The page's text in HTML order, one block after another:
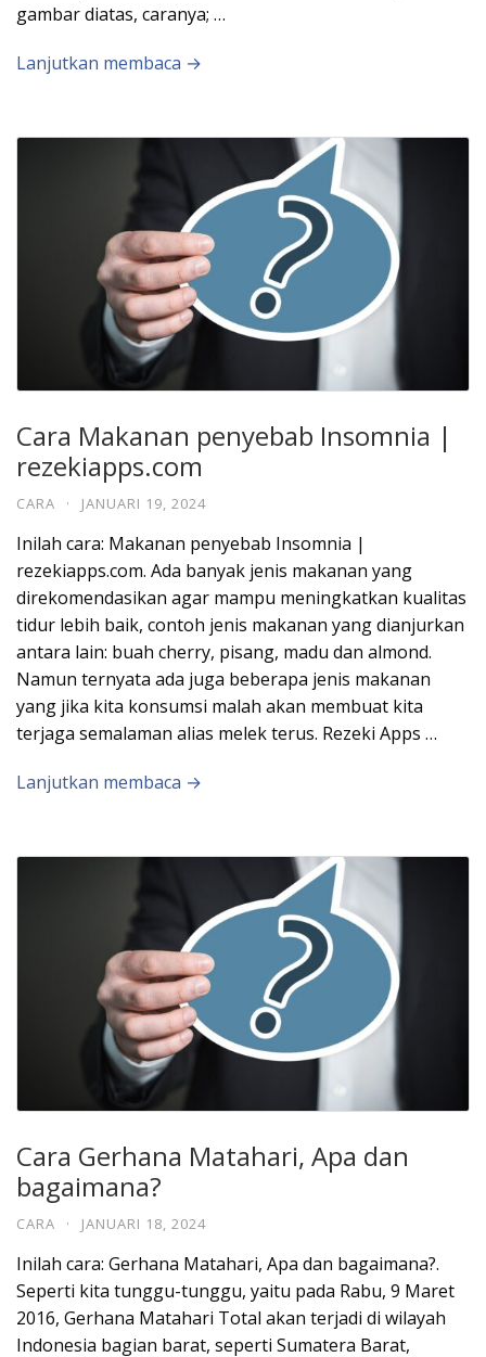
gambar diatas, caranya; …
Lanjutkan membaca →
Cara Makanan penyebab Insomnia |
rezekiapps.com
CARA · JANUARI 19, 2024
Inilah cara: Makanan penyebab Insomnia |
rezekiapps.com. Ada banyak jenis makanan yang
direkomendasikan agar mampu meningkatkan kualitas
tidur lebih baik, contoh jenis makanan yang dianjurkan
antara lain: buah cherry, pisang, madu dan almond.
Namun ternyata ada juga beberapa jenis makanan
yang jika kita konsumsi malah akan membuat kita
terjaga semalaman alias melek terus. Rezeki Apps …
Lanjutkan membaca →
Cara Gerhana Matahari, Apa dan
bagaimana?
CARA · JANUARI 18, 2024
Inilah cara: Gerhana Matahari, Apa dan bagaimana?.
Seperti kita tunggu-tunggu, yaitu pada Rabu, 9 Maret
2016, Gerhana Matahari Total akan terjadi di wilayah
Indonesia bagian barat, seperti Sumatera Barat,